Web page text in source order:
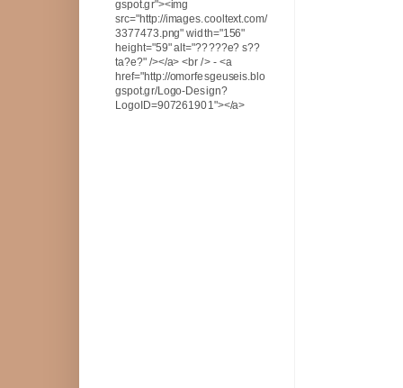
gspot.gr"><img
src="http://images.cooltext.com/
3377473.png" width="156"
height="59" alt="?????e? s??
ta?e?" /></a> <br /> - <a
href="http://omorfesgeuseis.blo
gspot.gr/Logo-Design?
LogoID=907261901"></a>